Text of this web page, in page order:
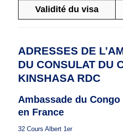
Validité du visa
ADRESSES DE
DU CONSULAT DU
KINSHASA RDC
Ambassade du Congo
en France
32 Cours Albert 1er